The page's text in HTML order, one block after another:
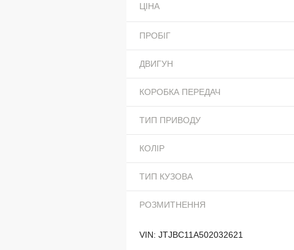
ЦІНА
ПРОБІГ
ДВИГУН
КОРОБКА ПЕРЕДАЧ
ТИП ПРИВОДУ
КОЛІР
ТИП КУЗОВА
РОЗМИТНЕННЯ
VIN: JTJBC11A502032621